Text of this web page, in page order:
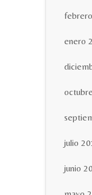
enero
julio
junio